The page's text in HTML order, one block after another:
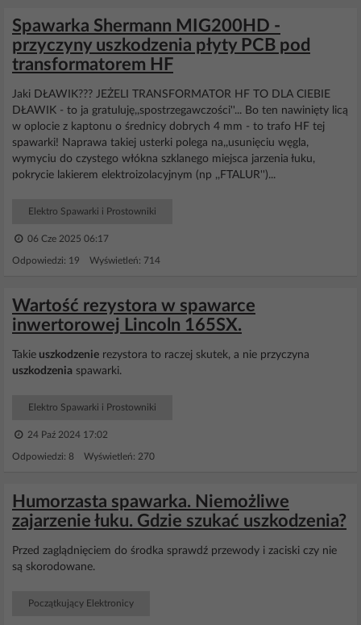
Spawarka Shermann MIG200HD -
przyczyny uszkodzenia płyty PCB pod
transformatorem HF
Jaki DŁAWIK??? JEŻELI TRANSFORMATOR HF TO DLA CIEBIE
DŁAWIK - to ja gratuluję,,spostrzegawczości''... Bo ten nawinięty licą
w oplocie z kaptonu o średnicy dobrych 4 mm - to trafo HF tej
spawarki! Naprawa takiej usterki polega na,,usunięciu węgla,
wymyciu do czystego włókna szklanego miejsca jarzenia łuku,
pokrycie lakierem elektroizolacyjnym (np ,,FTALUR'')...
Elektro Spawarki i Prostowniki
06 Cze 2025 06:17
Odpowiedzi: 19 Wyświetleń: 714
Wartość rezystora w spawarce
inwertorowej Lincoln 165SX.
Takie uszkodzenie rezystora to raczej skutek, a nie przyczyna
uszkodzenia spawarki.
Elektro Spawarki i Prostowniki
24 Paź 2024 17:02
Odpowiedzi: 8 Wyświetleń: 270
Humorzasta spawarka. Niemożliwe
zajarzenie łuku. Gdzie szukać uszkodzenia?
Przed zaglądnięciem do środka sprawdź przewody i zaciski czy nie
są skorodowane.
Początkujący Elektronicy